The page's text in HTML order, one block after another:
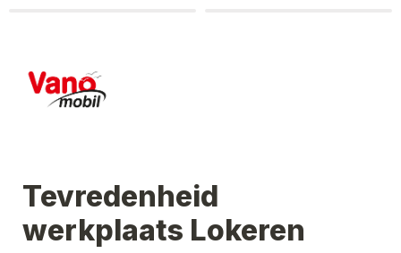
Tevredenheid
werkplaats Lokeren